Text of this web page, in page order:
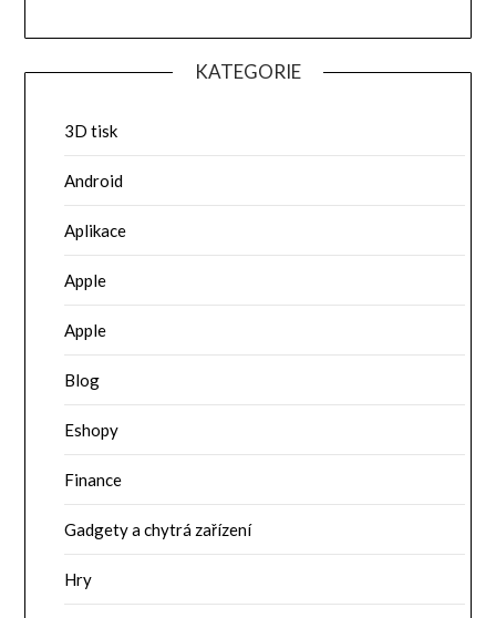
KATEGORIE
3D tisk
Android
Aplikace
Apple
Apple
Blog
Eshopy
Finance
Gadgety a chytrá zařízení
Hry